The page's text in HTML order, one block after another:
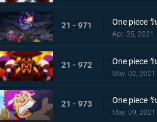
21 - 971
Apr. 25, 2021
21 - 972
May. 02, 2021
21 - 973
May. 09, 2021